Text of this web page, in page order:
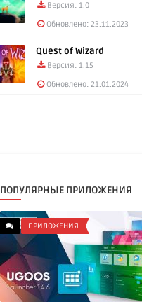
Версия: 1.0
Обновлено: 23.11.2023
Quest of Wizard
Версия: 1.15
Обновлено: 21.01.2024
ПОПУЛЯРНЫЕ ПРИЛОЖЕНИЯ
ПРИЛОЖЕНИЯ